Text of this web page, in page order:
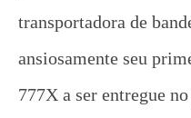
transportadora de
ansiosamente seu
777X a ser entregue